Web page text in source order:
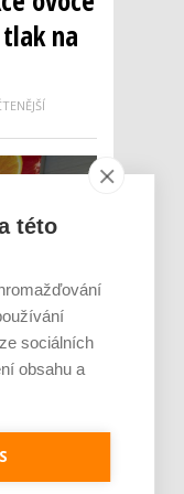
na
sílit i
produkci
této
sociálních
obsahu a